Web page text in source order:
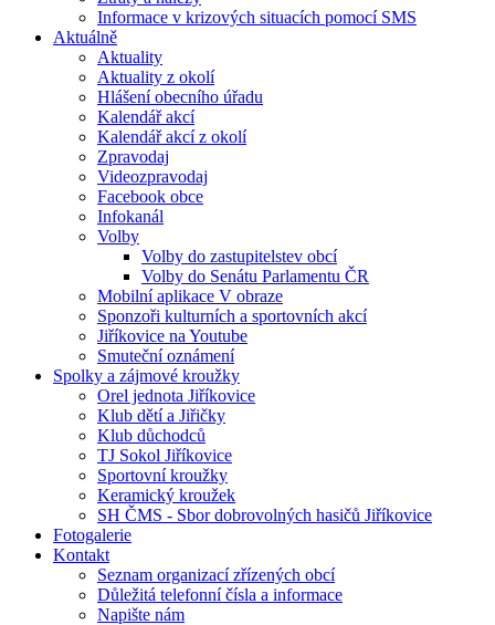
Informace v krizových situacích pomocí SMS
Aktuálně
Aktuality
Aktuality z okolí
Hlášení obecního úřadu
Kalendář akcí
Kalendář akcí z okolí
Zpravodaj
Videozpravodaj
Facebook obce
Infokanál
Volby
Volby do zastupitelstev obcí
Volby do Senátu Parlamentu ČR
Mobilní aplikace V obraze
Sponzoři kulturních a sportovních akcí
Jiříkovice na Youtube
Smuteční oznámení
Spolky a zájmové kroužky
Orel jednota Jiříkovice
Klub dětí a Jiřičky
Klub důchodců
TJ Sokol Jiříkovice
Sportovní kroužky
Keramický kroužek
SH ČMS - Sbor dobrovolných hasičů Jiříkovice
Fotogalerie
Kontakt
Seznam organizací zřízených obcí
Důležitá telefonní čísla a informace
Napište nám